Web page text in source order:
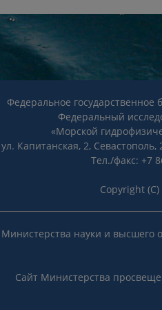
Федеральное
Федеральный
«Морской
ул. Капитанская, 2,
Тел./факс: +7
Copyright
науки и высшего
Сайт Министерства